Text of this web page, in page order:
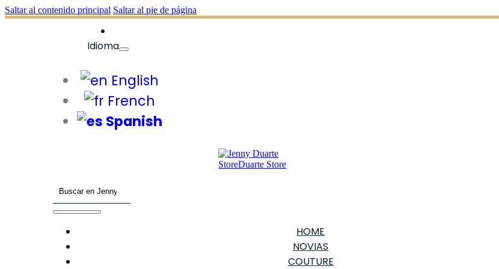
Saltar al contenido principal Saltar al pie de página
Idioma
English
French
Spanish
HOME
NOVIAS
COUTURE